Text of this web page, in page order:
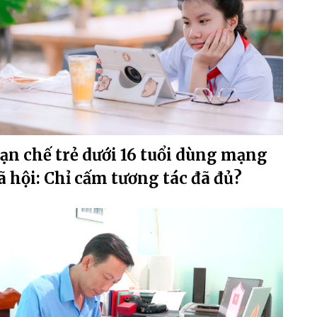
chế trẻ dưới 16 tuổi dùng mạng
hội: Chỉ cấm tương tác đã đủ?